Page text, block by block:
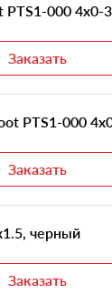
PTS1-000 4х0-
Заказать
PTS1-000
Заказать
черный
Заказать